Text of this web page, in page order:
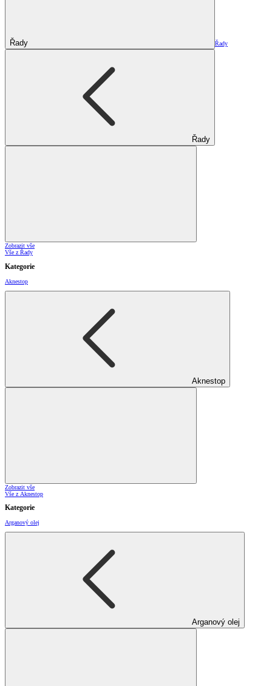
Řady Řady
Řady
Zobrazit vše
Vše z Řady
Kategorie
Aknestop
Aknestop
Zobrazit vše
Vše z Aknestop
Kategorie
Arganový olej
Arganový olej